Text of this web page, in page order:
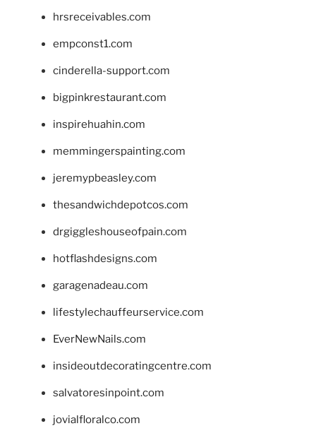
hrsreceivables.com
empconst1.com
cinderella-support.com
bigpinkrestaurant.com
inspirehuahin.com
memmingerspainting.com
jeremypbeasley.com
thesandwichdepotcos.com
drgiggleshouseofpain.com
hotflashdesigns.com
garagenadeau.com
lifestylechauffeurservice.com
EverNewNails.com
insideoutdecoratingcentre.com
salvatoresinpoint.com
jovialfloralco.com